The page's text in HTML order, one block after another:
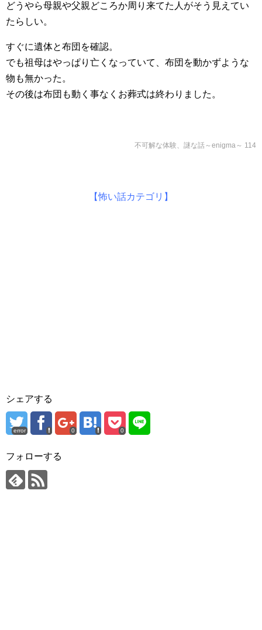
どうやら母親や父親どころか周り来てた人がそう見えてい
たらしい。
すぐに遺体と布団を確認。
でも祖母はやっぱり亡くなっていて、布団を動かずような
物も無かった。
その後は布団も動く事なくお葬式は終わりました。
不可解な体験、謎な話～enigma～ 114
【怖い話カテゴリ】
シェアする
error 0 0
フォローする